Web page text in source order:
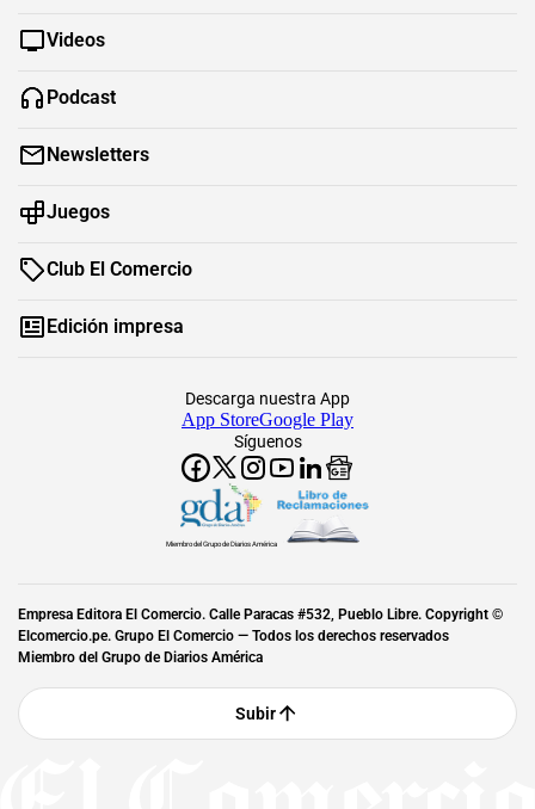
Videos
Podcast
Newsletters
Juegos
Club El Comercio
Edición impresa
Síguenos
Descarga nuestra App
App StoreGoogle Play
Miembro del Grupo de Diarios América
Empresa Editora El Comercio. Calle Paracas #532, Pueblo Libre. Copyright ©
Elcomercio.pe. Grupo El Comercio — Todos los derechos reservados
Miembro del Grupo de Diarios América
Subir